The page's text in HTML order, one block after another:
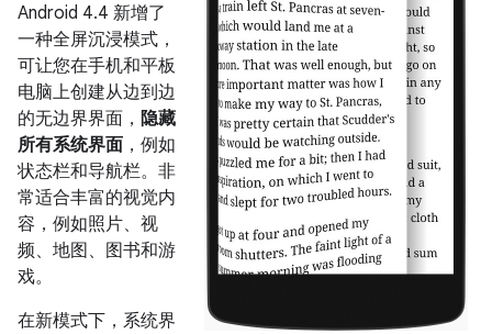
Android 4.4 新增了
一种全屏沉浸模式，
可让您在手机和平板
电脑上创建从边到边
的无边界界面， 隐藏
所有系统界面 ，例如
状态栏和导航栏。非
常适合丰富的视觉内
容，例如照片、视
频、地图、图书和游
戏。
在新模式下，系统界